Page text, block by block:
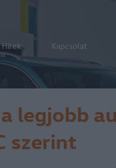
Hírek Kapcsolat
a legjobb
szerint